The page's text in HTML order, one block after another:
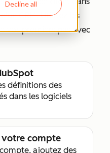
Decline all
CRM. Utilisez les
vos premiers pas avec
définitions des
dans les logiciels
compte
ajoutez des